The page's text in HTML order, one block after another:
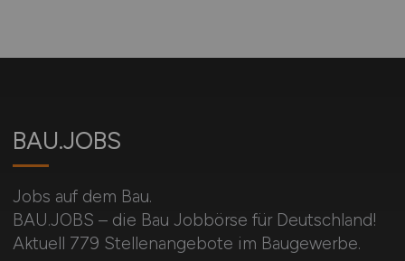
BAU.JOBS
Jobs auf dem Bau.
BAU.JOBS – die Bau Jobbörse für Deutschland!
Aktuell 779 Stellenangebote im Baugewerbe.